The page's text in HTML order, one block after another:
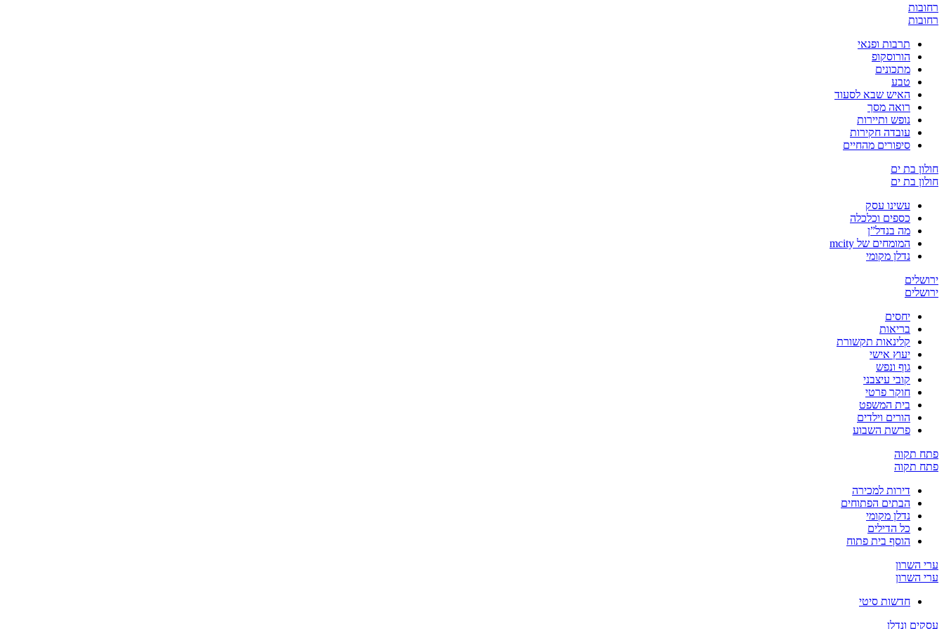
רחובות
רחובות
תרבות ופנאי
הורוסקופ
מתכונים
טבע
האיש שבא לסעוד
רואה מסך
נופש ותיירות
עובדה חקירות
סיפורים מהחיים
חולון בת ים
חולון בת ים
עשינו עסק
כספים וכלכלה
מה בנדל”ן
המומחים של mcity
נדלן מקומי
ירושלים
ירושלים
יחסים
בריאות
קלינאות תקשורת
יעוץ אישי
גוף ונפש
קובי עיצבני
חוקר פרטי
בית המשפט
הורים וילדים
פרשת השבוע
פתח תקוה
פתח תקוה
דירות למכירה
הבתים הפתוחים
נדלן מקומי
כל הדילים
הוסף בית פתוח
ערי השרון
ערי השרון
חדשות סיטי
עסקים ונדלן